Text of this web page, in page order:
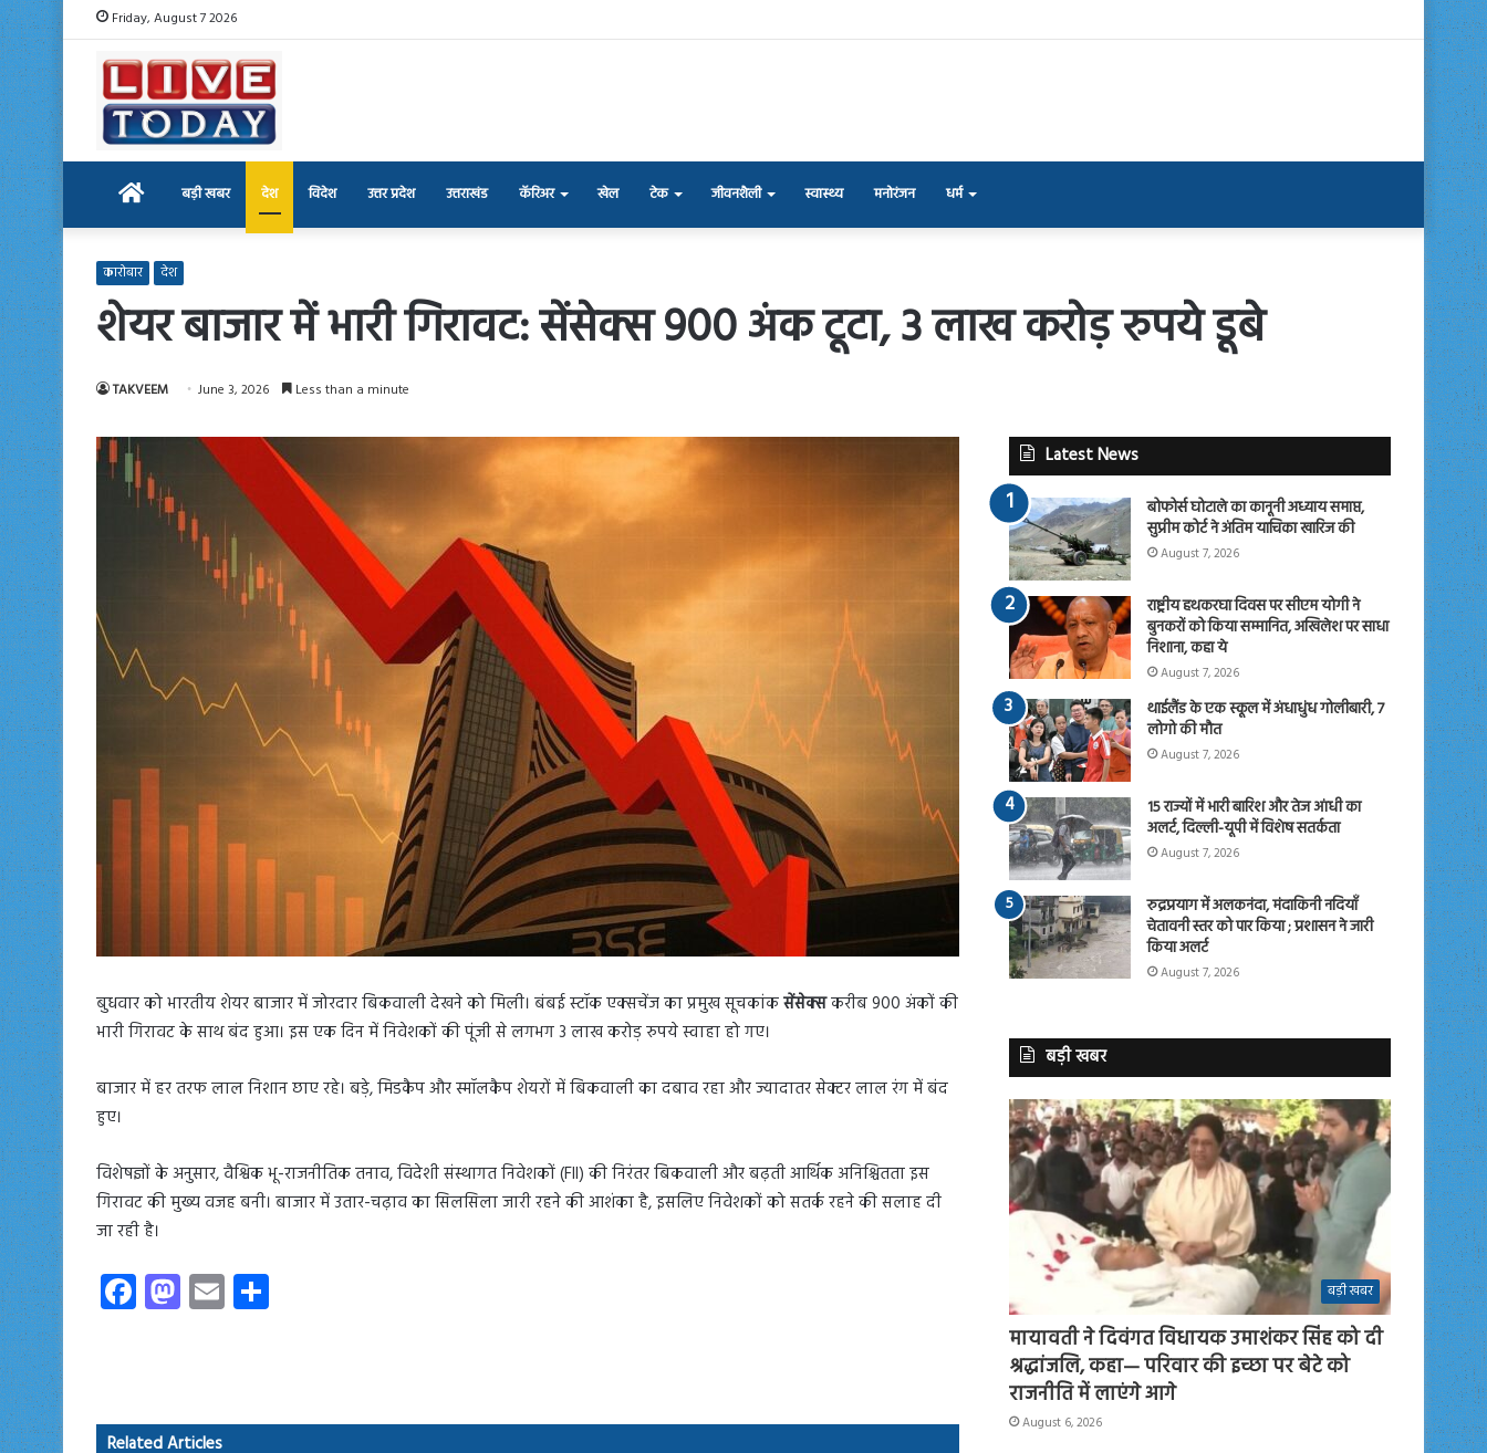
Friday, August 7 2026
Home बड़ी खबर देश विदेश उत्तर प्रदेश उत्तराखंड कॅरिअर खेल टेक जीवनशैली स्वास्थ्य मनोरंजन धर्म
कारोबार देश
शेयर बाजार में भारी गिरावट: सेंसेक्स 900 अंक टूटा, 3 लाख करोड़ रुपये डूबे
TAKVEEM June 3, 2026 Less than a minute
बुधवार को भारतीय शेयर बाजार में जोरदार बिकवाली देखने को मिली। बंबई स्टॉक एक्सचेंज का प्रमुख सूचकांकसेंसेक्सकरीब 900 अंकों की
भारी गिरावट के साथ बंद हुआ। इस एक दिन में निवेशकों की पूंजी से लगभग 3 लाख करोड़ रुपये स्वाहा हो गए।
बाजार में हर तरफ लाल निशान छाए रहे। बड़े, मिडकैप और स्मॉलकैप शेयरों में बिकवाली का दबाव रहा और ज्यादातर सेक्टर लाल रंग में बंद
हुए।
विशेषज्ञों के अनुसार, वैश्विक भू-राजनीतिक तनाव, विदेशी संस्थागत निवेशकों (FII) की निरंतर बिकवाली और बढ़ती आर्थिक अनिश्चितता इस
गिरावट की मुख्य वजह बनी। बाजार में उतार-चढ़ाव का सिलसिला जारी रहने की आशंका है, इसलिए निवेशकों को सतर्क रहने की सलाह दी
जा रही है।
Fa
ce
ok
M
as
o
E
m
Related Articles
Latest News
बोफोर्स घोटाले का कानूनी अध्याय समाप्त,
सुप्रीम कोर्ट ने अंतिम याचिका खारिज की
August 7, 2026
राष्ट्रीय हथकरघा दिवस पर सीएम योगी ने
बुनकरों को किया सम्मानित, अखिलेश पर साधा
निशाना, कहा ये
August 7, 2026
थाईलैंड के एक स्कूल में अंधाधुंध गोलीबारी, 7
लोगो की मौत
August 7, 2026
15 राज्यों में भारी बारिश और तेज आंधी का
अलर्ट, दिल्ली-यूपी में विशेष सतर्कता
August 7, 2026
रुद्रप्रयाग में अलकनंदा, मंदाकिनी नदियाँ
चेतावनी स्तर को पार किया ; प्रशासन ने जारी
किया अलर्ट
August 7, 2026
बड़ी खबर
बड़ी खबर
मायावती ने दिवंगत विधायक उमाशंकर सिंह को दी
श्रद्धांजलि, कहा— परिवार की इच्छा पर बेटे को
राजनीति में लाएंगे आगे
August 6, 2026